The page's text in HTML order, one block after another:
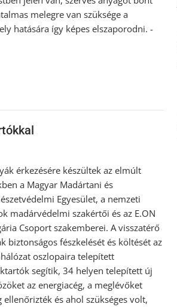
melegre van szüksége a
hatására így képes elszaporodni. -
érkezésére készültek az elmúlt
a Magyar Madártani és
Egyesület, a nemzeti
madárvédelmi szakértői és az E.ON
Csoport szakemberei. A visszatérő
biztonságos fészkelését és költését az
oszlopaira telepített
segítik, 34 helyen telepített új
az energiacég, a meglévőket
ellenőrizték és ahol szükséges volt,